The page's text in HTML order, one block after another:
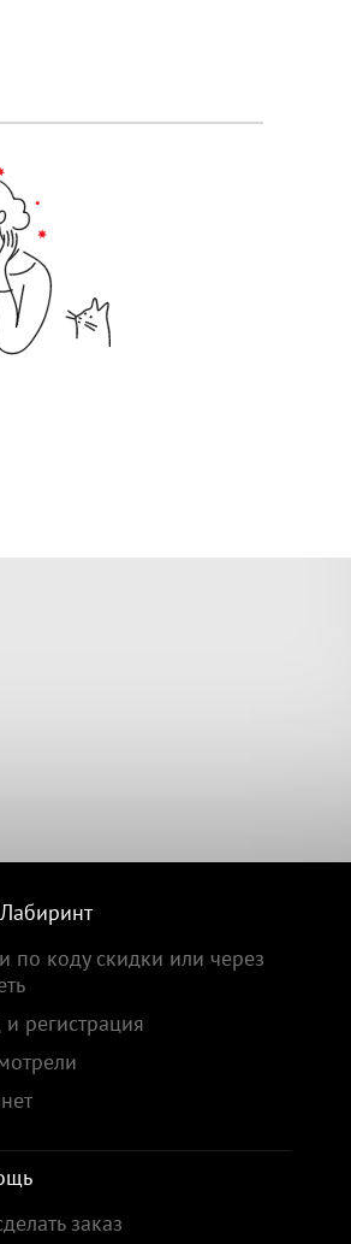
по коду скидки или через
регистрация
заказ